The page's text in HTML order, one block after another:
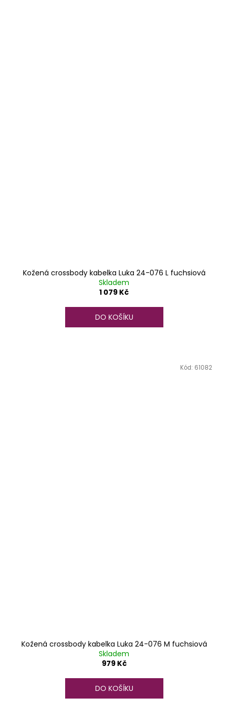
Kožená crossbody kabelka Luka 24-076 L fuchsiová
Skladem
1 079 Kč
DO KOŠÍKU
Kožená crossbody kabelka Luka 24-076 M fuchsiová
Skladem
979 Kč
DO KOŠÍKU
Kód: 61082